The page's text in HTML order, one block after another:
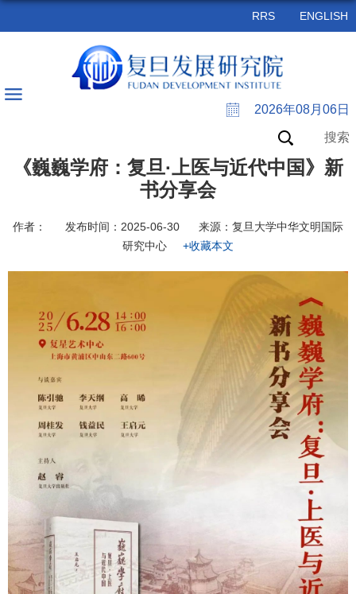
RRS ENGLISH
2026年08月06日
搜索
《巍巍学府：复旦·上医与近代中国》新
书分享会
作者： 发布时间：2025-06-30
来源：复旦大学中华文明国际
研究中心
+收藏本文